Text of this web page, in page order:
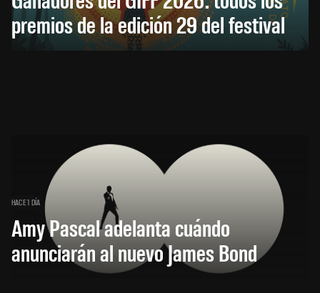
premios de la edición 29 del festival
HACE 1 DÍA
Amy Pascal adelanta cuándo
anunciarán al nuevo James Bond